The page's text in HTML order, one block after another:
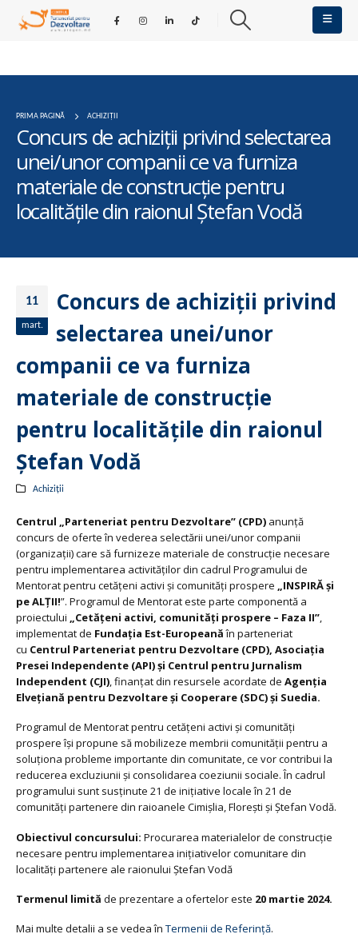
PRIMA PAGINĂ ACHIZIȚII
Concurs de achiziții privind selectarea
unei/unor companii ce va furniza
materiale de construcție pentru
localitățile din raionul Ștefan Vodă
11
mart.
Concurs de achiziții privind
selectarea unei/unor
companii ce va furniza
materiale de construcție
pentru localitățile din raionul
Ștefan Vodă
Achiziții
Centrul „Parteneriat pentru Dezvoltare” (CPD) anunță
concurs de oferte în vederea selectării unei/unor companii
(organizații) care să furnizeze materiale de construcție necesare
pentru implementarea activităților din cadrul Programului de
Mentorat pentru cetățeni activi și comunități prospere „INSPIRĂ și
pe ALȚII!”. Programul de Mentorat este parte componentă a
proiectului „Cetățeni activi, comunități prospere – Faza II”,
implementat de Fundația Est-Europeanăîn parteneriat
cu Centrul Parteneriat pentru Dezvoltare (CPD), Asociația
Presei Independente (API) și Centrul pentru Jurnalism
Independent (CJI), finanțat din resursele acordate de Agenția
Elvețiană pentru Dezvoltare și Cooperare (SDC) și Suedia.
Programul de Mentorat pentru cetățeni activi și comunități
prospere își propune să mobilizeze membrii comunității pentru a
soluționa probleme importante din comunitate, ce vor contribui la
reducerea excluziunii și consolidarea coeziunii sociale. În cadrul
programului sunt susținute 21 de inițiative locale în 21 de
comunități partenere din raioanele Cimișlia, Florești și Ștefan Vodă.
Obiectivul concursului: Procurarea materialelor de construcție
necesare pentru implementarea inițiativelor comunitare din
localități partenere ale raionului Ștefan Vodă
Termenul limită de prezentare a ofertelor este 20 martie 2024.
Mai multe detalii a se vedea în Termenii de Referință.